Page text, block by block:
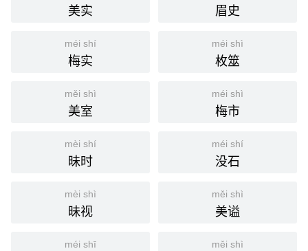
美实 眉史
méi shí
梅实
méi shì
枚筮
měi shì
美室
méi shì
梅市
mèi shí
昧时
méi shí
没石
mèi shì
昧视
měi shì
美谥
méi shī měi shì